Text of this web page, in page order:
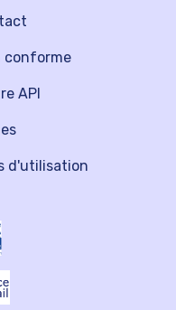
API
conforme
d'utilisation